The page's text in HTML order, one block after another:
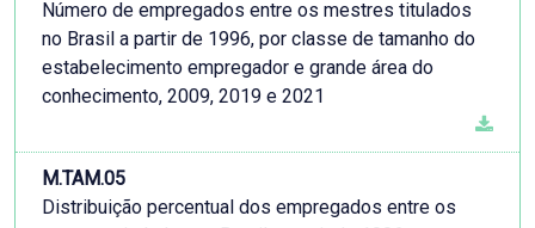
Número de empregados entre os mestres titulados
no Brasil a partir de 1996, por classe de tamanho do
estabelecimento empregador e grande área do
conhecimento, 2009, 2019 e 2021
M.TAM.05
Distribuição percentual dos empregados entre os